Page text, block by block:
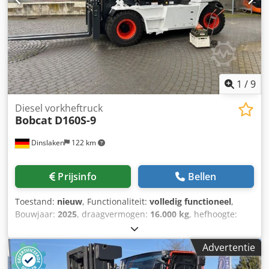
1 /9
Dinslaken 122 km
Diesel vorkheftruck
Bobcat D160S-9
Prijsinfo Bellen
Toestand: nieuw, Functionaliteit: volledig functioneel,
Bouwjaar: 2025, draagvermogen: 16.000 kg, hefhoogte:
1.815 mm
diesel, masttype:triplex, bouwhoogte:3.360 mm,
vorklengte:
2.400 mm , aandrijftype:Diesel, Dieselheftruck
Lastzwaartepunt: 600 mm ISO-klasse: ISO Klasse 4 = 5.000 -
Advertentie